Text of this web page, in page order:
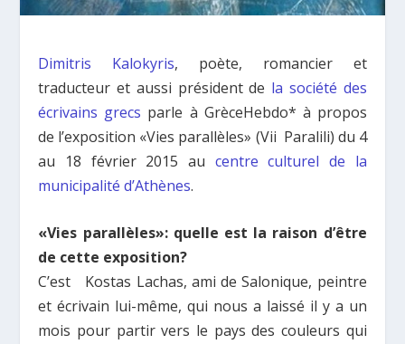
Dimitris Kalokyris, poète, romancier et
traducteur et aussi président de la société des
écrivains grecs parle à GrèceHebdo* à propos
de l’exposition «Vies parallèles» (Vii Paralili) du 4
au 18 février 2015 au centre culturel de la
municipalité d’Athènes.
«Vies parallèles»: quelle est la raison d’être
de cette exposition?
C’est Kostas Lachas, ami de Salonique, peintre
et écrivain lui-même, qui nous a laissé il y a un
mois pour partir vers le pays des couleurs qui